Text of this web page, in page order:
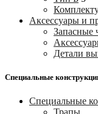
Аксессуары и
Запасные
Детали
Специальные
Специальные
Трапы